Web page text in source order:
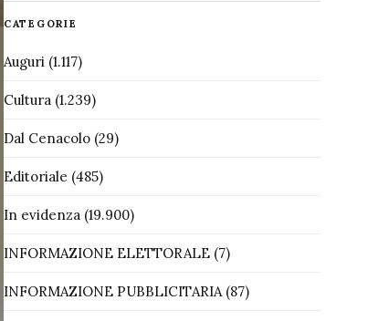
CATEGORIE
Auguri(1.117)
Cultura(1.239)
Dal Cenacolo(29)
Editoriale (485)
In evidenza(19.900)
INFORMAZIONE ELETTORALE(7)
INFORMAZIONE PUBBLICITARIA(87)